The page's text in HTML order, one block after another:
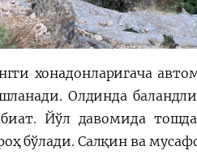
хонадонларигача
Олдинда
Йўл давомида
бўлади. Салқин ва